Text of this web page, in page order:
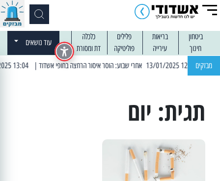
ביטחון בריאות פלילים
כלכלה
חינוך
עירייה פוליטיקה דת ומסורת
עוד נושאים
מבזקים
| 12:14 13/01/2025 אחרי שבוע: הוסר איסור הרחצה בחופי אשדוד | 13:04 14/01/2025 עובדים בלילות: עבודות קרצוף וריבוד אספלט
תגית: יום